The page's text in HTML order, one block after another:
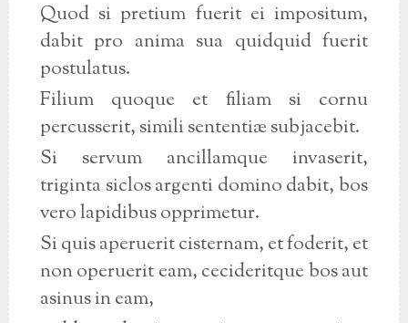
Quod si pretium fuerit ei impositum,
dabit pro anima sua quidquid fuerit
postulatus.
Filium quoque et filiam si cornu
percusserit, simili sententiæ subjacebit.
Si servum ancillamque invaserit,
triginta siclos argenti domino dabit, bos
vero lapidibus opprimetur.
Si quis aperuerit cisternam, et foderit, et
non operuerit eam, cecideritque bos aut
asinus in eam,